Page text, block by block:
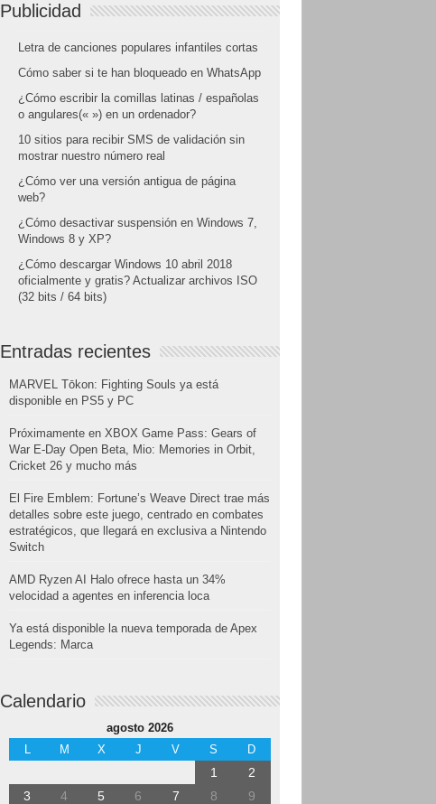
Publicidad
Letra de canciones populares infantiles cortas
Cómo saber si te han bloqueado en WhatsApp
¿Cómo escribir la comillas latinas / españolas
o angulares(« ») en un ordenador?
10 sitios para recibir SMS de validación sin
mostrar nuestro número real
¿Cómo ver una versión antigua de página
web?
¿Cómo desactivar suspensión en Windows 7,
Windows 8 y XP?
¿Cómo descargar Windows 10 abril 2018
oficialmente y gratis? Actualizar archivos ISO
(32 bits / 64 bits)
Entradas recientes
MARVEL Tōkon: Fighting Souls ya está
disponible en PS5 y PC
Próximamente en XBOX Game Pass: Gears of
War E-Day Open Beta, Mio: Memories in Orbit,
Cricket 26 y mucho más
El Fire Emblem: Fortune’s Weave Direct trae más
detalles sobre este juego, centrado en combates
estratégicos, que llegará en exclusiva a Nintendo
Switch
AMD Ryzen AI Halo ofrece hasta un 34%
velocidad a agentes en inferencia loca
Ya está disponible la nueva temporada de Apex
Legends: Marca
Calendario
agosto 2026
L
M X J V S D
1
2
3
4 5 6 7 8
9